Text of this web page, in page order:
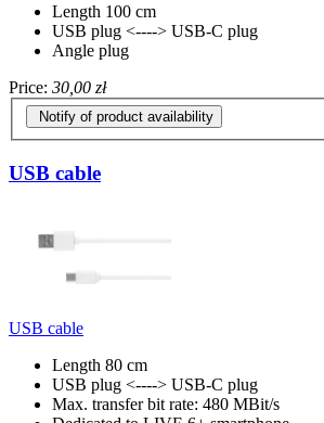
Length 100 cm
USB plug <----> USB-C plug
Angle plug
Price: 30,00 zł
Notify of product availability
USB cable
USB cable
Length 80 cm
USB plug <----> USB-C plug
Max. transfer bit rate: 480 MBit/s